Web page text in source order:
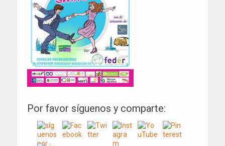
Por favor síguenos y comparte: